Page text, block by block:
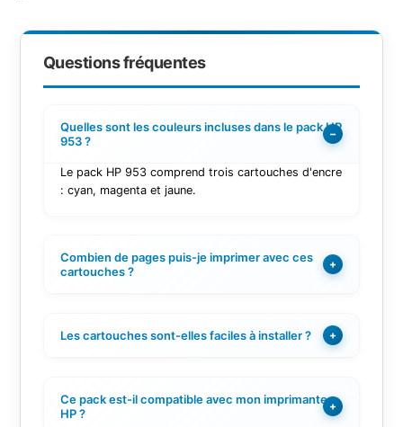
Questions fréquentes
Quelles sont les couleurs incluses dans le pack HP
953 ?
−
Le pack HP 953 comprend trois cartouches d'encre
: cyan, magenta et jaune.
Combien de pages puis-je imprimer avec ces
cartouches ?
+
Les cartouches sont-elles faciles à installer ? +
Ce pack est-il compatible avec mon imprimante
HP ?
+